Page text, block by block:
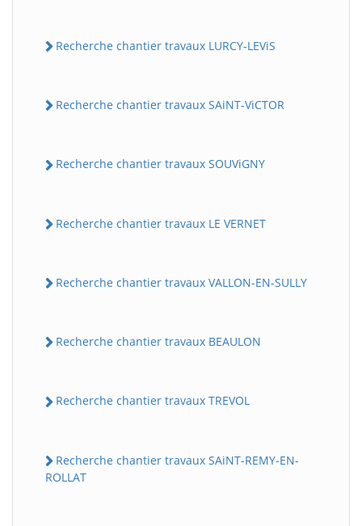
Recherche chantier travaux LURCY-LEViS
Recherche chantier travaux SAiNT-ViCTOR
Recherche chantier travaux SOUViGNY
Recherche chantier travaux LE VERNET
Recherche chantier travaux VALLON-EN-SULLY
Recherche chantier travaux BEAULON
Recherche chantier travaux TREVOL
Recherche chantier travaux SAiNT-REMY-EN-
ROLLAT